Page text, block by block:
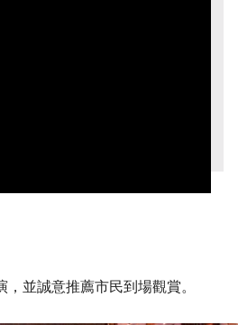
並誠意推薦市民到場觀賞。